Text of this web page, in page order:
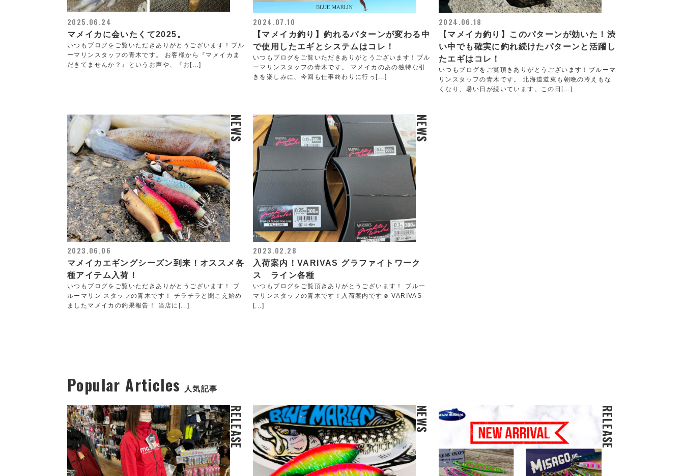
2025.06.24
マメイカに会いたくて2025。
いつもブログをご覧いただきありがとうございます！ブル
ーマリンスタッフの青木です。 お客様から『マメイカま
だきてませんか？』というお声や、『お[...]
2024.07.10
【マメイカ釣り】釣れるパターンが変わる中
で使用したエギとシステムはコレ！
いつもブログをご覧いただきありがとうございます！ブル
ーマリンスタッフの青木です。 マメイカのあの独特な引
きを楽しみに、今回も仕事終わりに行っ[...]
2024.06.18
【マメイカ釣り】このパターンが効いた！渋
い中でも確実に釣れ続けたパターンと活躍し
たエギはコレ！
いつもブログをご覧頂きありがとうございます！ブルーマ
リンスタッフの青木です。 北海道道東も朝晩の冷えもな
くなり、暑い日が続いています。この日[...]
NEWS
2023.06.06
マメイカエギングシーズン到来！オススメ各
種アイテム入荷！
いつもブログをご覧いただきありがとうございます！ ブ
ルーマリン スタッフの青木です！ チラチラと聞こえ始め
ましたマメイカの釣果報告！ 当店に[...]
NEWS
2023.02.28
入荷案内！VARIVAS グラファイトワーク
ス ライン各種
いつもブログをご覧頂きありがとうございます！ ブルー
マリンスタッフの青木です！入荷案内です☺️ VARIVAS
[...]
Popular Articles 人気記事
RELEASE NEWS RELEASE